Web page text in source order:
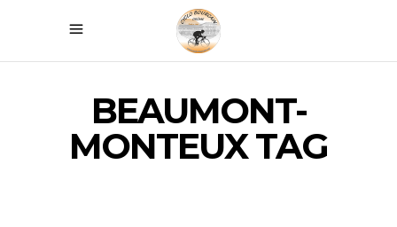
BEAUMONT-
MONTEUX TAG